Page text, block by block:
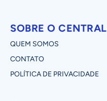
SOBRE O CENTRAL
QUEM SOMOS
CONTATO
POLÍTICA DE PRIVACIDADE